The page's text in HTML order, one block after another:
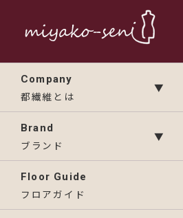
Company
都繊維とは
▼
Brand
ブランド
▼
Floor Guide
フロアガイド